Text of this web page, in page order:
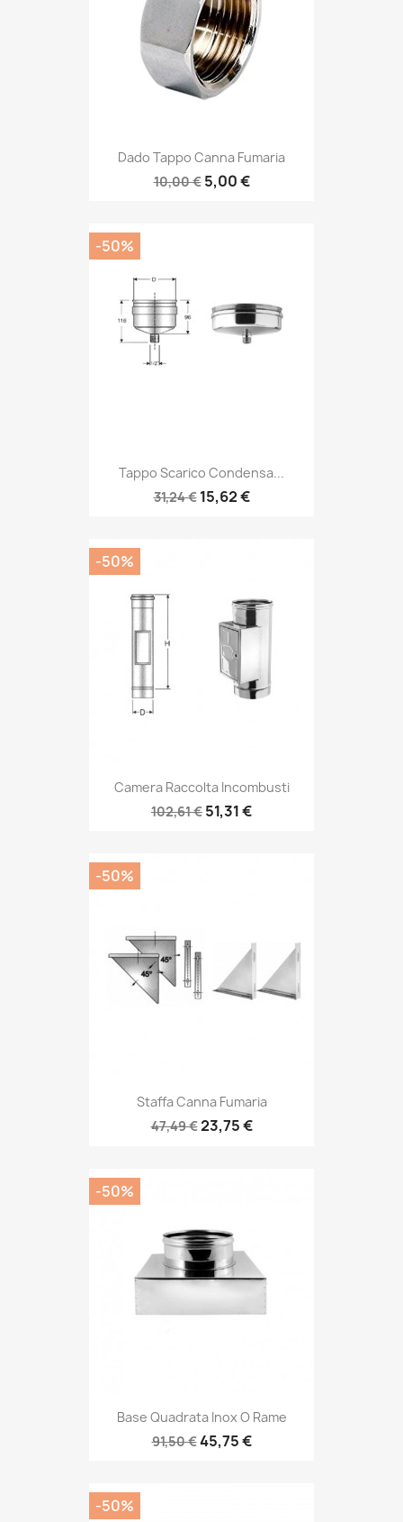
Dado Tappo Canna Fumaria
10,00 € 5,00 €
Tappo Scarico Condensa...
31,24 € 15,62 €
-50%
Camera Raccolta Incombusti
102,61 € 51,31 €
-50%
Staffa Canna Fumaria
47,49 €23,75 €
-50%
Base Quadrata Inox O Rame
91,50 €45,75 €
-50%
-50%